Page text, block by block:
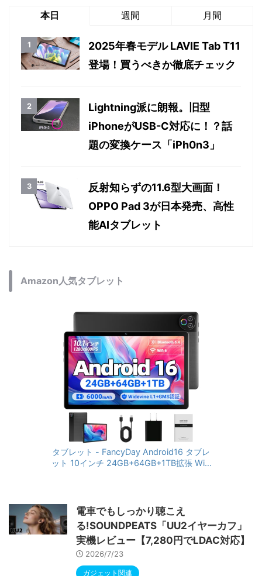
本日 週間 月間
2025年春モデル LAVIE Tab T11
登場！買うべきか徹底チェック
Lightning派に朗報。旧型
iPhoneがUSB-C対応に！？話
題の変換ケース「iPh0n3」
反射知らずの11.6型大画面！
OPPO Pad 3が日本発売、高性
能AIタブレット
Amazon人気タブレット
タブレット - FancyDay Android16 タブレ
ット 10インチ 24GB+64GB+1TB拡張 WiFi
RGBライト 児童守護 IPS画面 日本語説明書
電車でもしっかり聴こえ
る!SOUNDPEATS「UU2イヤーカフ」
実機レビュー【7,280円でLDAC対応】
2026/7/23
ガジェット関連